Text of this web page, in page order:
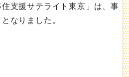
支援サテライト東京」は、事
なりました。